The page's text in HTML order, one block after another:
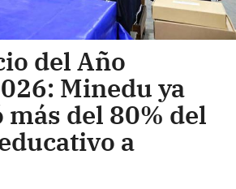
del Año
Minedu ya
más del 80% del
a